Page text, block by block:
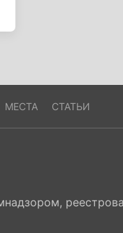
МЕСТА СТАТЬИ